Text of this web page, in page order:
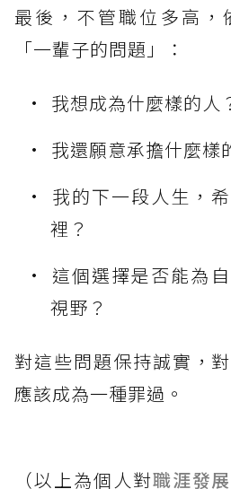
最後，不管職位多高，
「一輩子的問題」：
我想成為什麼樣的人
我還願意承擔什麼樣
我的下一段人生，
裡？
這個選擇是否能為
視野？
對這些問題保持誠實，
應該成為一種罪過。
（以上為個人對職涯發展